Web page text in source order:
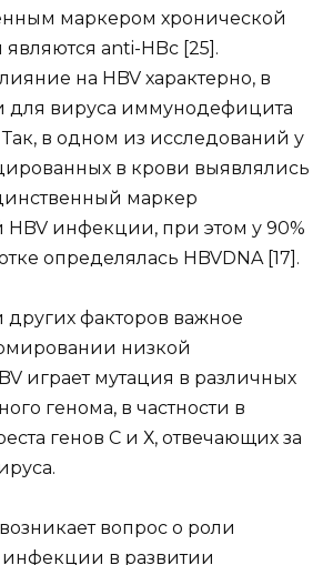
маркером хронической
anti-HBc [25].
на HBV характерно, в
для вируса иммунодефицита
Так, в одном из исследований у
в крови выявлялись
маркер
HBV инфекции, при этом у 90%
определялась HBVDNA [17].
других факторов важное
низкой
играет мутация в различных
генома, в частности в
генов С и Х, отвечающих за
вопрос о роли
инфекции в развитии